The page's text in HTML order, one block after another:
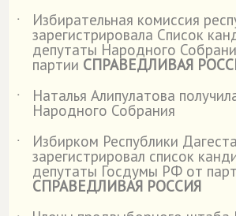
˙
Избирательная комиссия
зарегистрировала Список
депутаты Народного
партии СПРАВЕДЛИВАЯ
˙
Наталья Алипулатова
Народного Собрания
˙
Избирком Республики
зарегистрировал список
депутаты Госдумы РФ от
СПРАВЕДЛИВАЯ РОССИЯ